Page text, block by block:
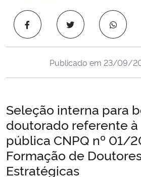
Ministério do Desenvolvimento Regional
Controladoria-Geral da União
Ministério da Mulher, da Família e dos Direitos
Secretaria de Governo
Gabinete de Segurança Institucional
Advocacia-Geral da União
Publicado em 23/09/
Seleção interna para
doutorado referente
pública CNPQ nº 01/
Formação de
Estratégicas